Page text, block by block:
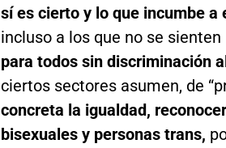
sí es cierto y lo que incumbe
incluso a los que no se
para todos sin discriminación
ciertos sectores asumen, de
concreta la igualdad,
bisexuales y personas trans,